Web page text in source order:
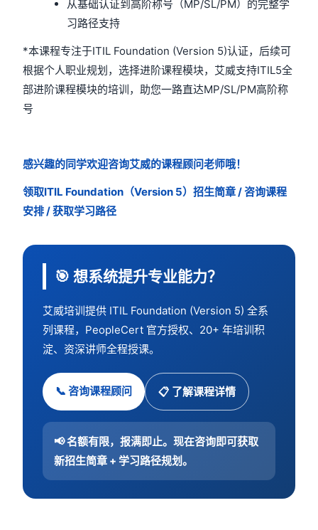
从基础认证到高阶称号（MP/SL/PM）的完整学
习路径支持
*本课程专注于ITIL Foundation (Version 5)认证，后续可
根据个人职业规划，选择进阶课程模块，艾威支持ITIL5全
部进阶课程模块的培训，助您一路直达MP/SL/PM高阶称
号
感兴趣的同学欢迎咨询艾威的课程顾问老师哦！
领取ITIL Foundation（Version 5）招生简章 / 咨询课程
安排 / 获取学习路径
🎯 想系统提升专业能力？
艾威培训提供 ITIL Foundation (Version 5) 全系
列课程，PeopleCert 官方授权、20+ 年培训积
淀、资深讲师全程授课。
📞 咨询课程顾问 📋 了解课程详情
📢 名额有限，报满即止。现在咨询即可获取
新招生简章 + 学习路径规划。